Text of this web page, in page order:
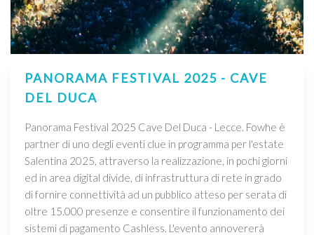
PANORAMA FESTIVAL 2025 - CAVE
DEL DUCA
Panorama Festival 2025 Cave Del Duca - Lecce. Fowhe è
partner di uno degli eventi clue in programma per l'estate
Salentina 2025, attraverso la realizzazione, in pochi giorni
ed in area digital divide, di infrastruttura di rete in grado
di fornire connettività ad un pubblico atteso per serata di
oltre 15.000 presenze e consentire il funzionamento dei
sistemi di pagamento Cashless. L'evento annovererà